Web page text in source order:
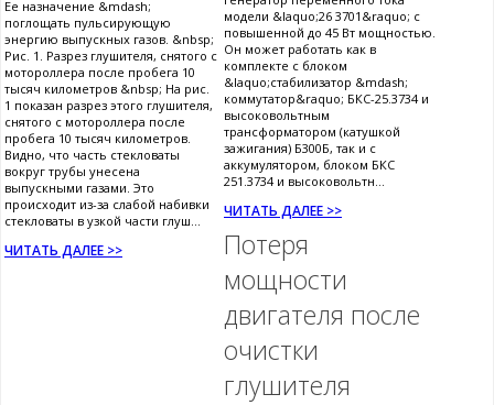
Ее назначение &mdash;
поглощать пульсирующую
энергию выпускных газов. &nbsp;
Рис. 1. Разрез глушителя, снятого с
мотороллера после пробега 10
тысяч километров &nbsp; На рис.
1 показан разрез этого глушителя,
снятого с мотороллера после
пробега 10 тысяч километров.
Видно, что часть стекловаты
вокруг трубы унесена
выпускными газами. Это
происходит из-за слабой набивки
стекловаты в узкой части глуш...
ЧИТАТЬ ДАЛЕЕ >>
модели &laquo;26 3701&raquo; с
повышенной до 45 Вт мощностью.
Он может работать как в
комплекте с блоком
&laquo;стабилизатор &mdash;
коммутатор&raquo; БКС-25.3734 и
высоковольтным
трансформатором (катушкой
зажигания) Б300Б, так и с
аккумулятором, блоком БКС
251.3734 и высоковольтн...
ЧИТАТЬ ДАЛЕЕ >>
Потеря
мощности
двигателя после
очистки
глушителя